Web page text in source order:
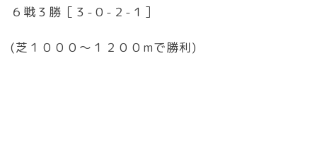
６戦３勝［３-０-２-１］
(芝１０００〜１２００mで勝利)